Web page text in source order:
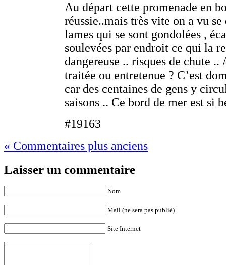
Au départ cette promenade en
réussie..mais très vite on a vu se
lames qui se sont gondolées ,
soulevées par endroit ce qui la
dangereuse .. risques de chute
traitée ou entretenue ? C’est
car des centaines de gens y
saisons .. Ce bord de mer est si
#19163
« Commentaires plus anciens
Laisser un commentaire
Nom
Mail (ne sera pas publié)
Site Internet